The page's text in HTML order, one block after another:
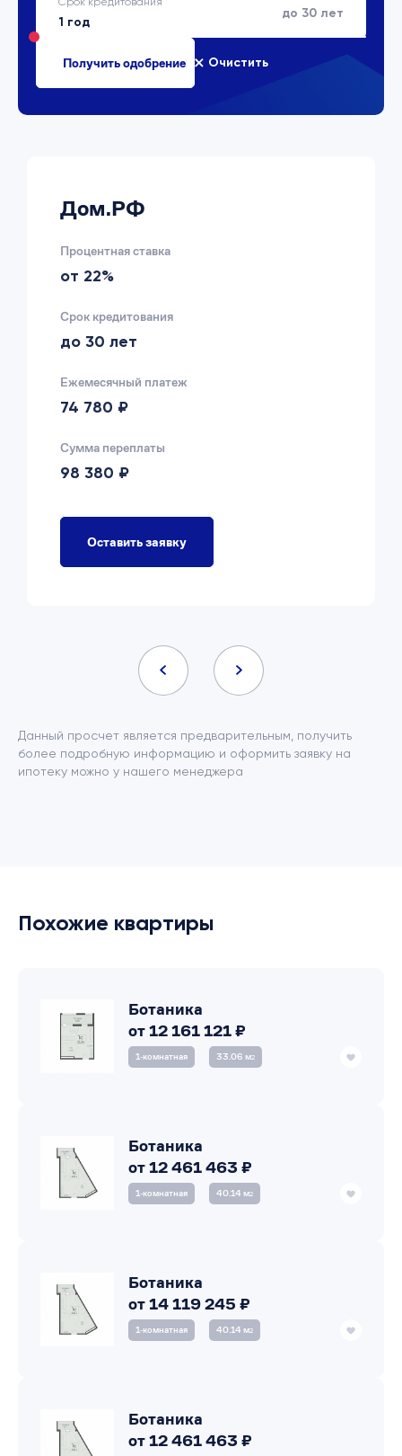
до 30 лет
Очистить
Дом.РФ
Процентная ставка
от 22%
Срок кредитования
до 30 лет
Ежемесячный платеж
74 780 ₽
Сумма переплаты
98 380 ₽
Оставить заявку
Данный просчет является предварительным, получить
более подробную информацию и оформить заявку на
ипотеку можно у нашего менеджера
Похожие квартиры
Ботаника
от 12 161 121 ₽
1‑комнатная 33.06 м2
Ботаника
от 12 461 463 ₽
1‑комнатная 40.14 м2
Ботаника
от 14 119 245 ₽
1‑комнатная 40.14 м2
Ботаника
от 12 461 463 ₽